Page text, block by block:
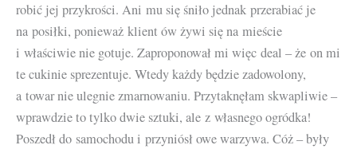
robić jej przykrości. Ani mu się śniło jednak przerabiać je
na posiłki, ponieważ klient ów żywi się na mieście
i właściwie nie gotuje. Zaproponował mi więc deal – że on mi
te cukinie sprezentuje. Wtedy każdy będzie zadowolony,
a towar nie ulegnie zmarnowaniu. Przytaknęłam skwapliwie –
wprawdzie to tylko dwie sztuki, ale z własnego ogródka!
Poszedł do samochodu i przyniósł owe warzywa. Cóż – były